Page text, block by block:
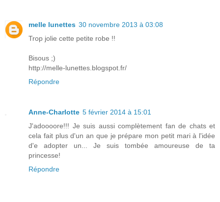
melle lunettes 30 novembre 2013 à 03:08
Trop jolie cette petite robe !!
Bisous ;)
http://melle-lunettes.blogspot.fr/
Répondre
Anne-Charlotte 5 février 2014 à 15:01
J'adoooore!!! Je suis aussi complètement fan de chats et
cela fait plus d'un an que je prépare mon petit mari à l'idée
d'e adopter un... Je suis tombée amoureuse de ta
princesse!
Répondre